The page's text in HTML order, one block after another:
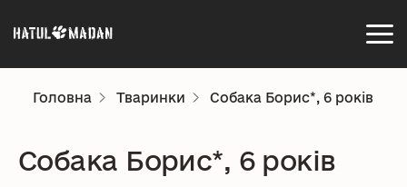
Головна Тваринки Собака Борис*, 6 років
Собака Борис*, 6 років